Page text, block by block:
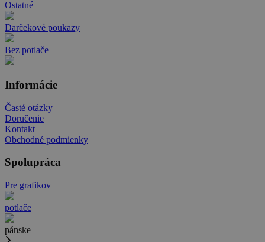
Ostatné
Darčekové poukazy
Bez potlače
Informácie
Časté otázky
Doručenie
Kontakt
Obchodné podmienky
Spolupráca
Pre grafikov
potlače
pánske